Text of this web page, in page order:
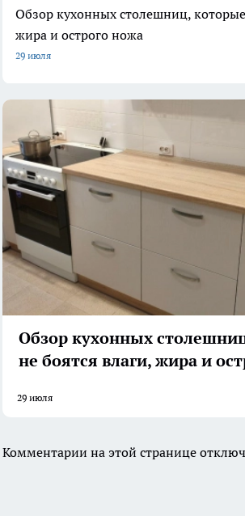
Обзор кухонных столешниц, которые
жира и острого ножа
29 июля
Обзор кухонных
не боятся влаги, жира и
29 июля
Комментарии на этой странице